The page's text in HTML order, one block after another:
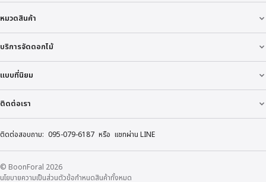
หมวดสินค้า
บริการจัดดอกไม้
แบบที่นิยม
ติดต่อเรา
ติดต่อสอบถาม: 095-079-6187 หรือ แชทผ่าน LINE
© BoonForal 2026
นโยบายความเป็นส่วนตัวข้อกำหนดสินค้าทั้งหมด